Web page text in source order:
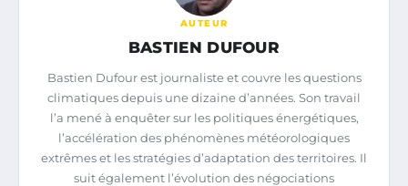
AUTEUR
BASTIEN DUFOUR
Bastien Dufour est journaliste et couvre les questions
climatiques depuis une dizaine d’années. Son travail
l’a mené à enquêter sur les politiques énergétiques,
l’accélération des phénomènes météorologiques
extrêmes et les stratégies d’adaptation des territoires. Il
suit également l’évolution des négociations